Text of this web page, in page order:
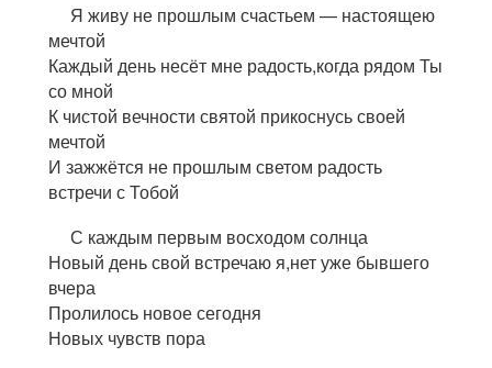
Я живу не прошлым счастьем — настоящею
мечтой
Каждый день несёт мне радость,когда рядом Ты
со мной
К чистой вечности святой прикоснусь своей
мечтой
И зажжётся не прошлым светом радость
встречи с Тобой
С каждым первым восходом солнца
Новый день свой встречаю я,нет уже бывшего
вчера
Пролилось новое сегодня
Новых чувств пора